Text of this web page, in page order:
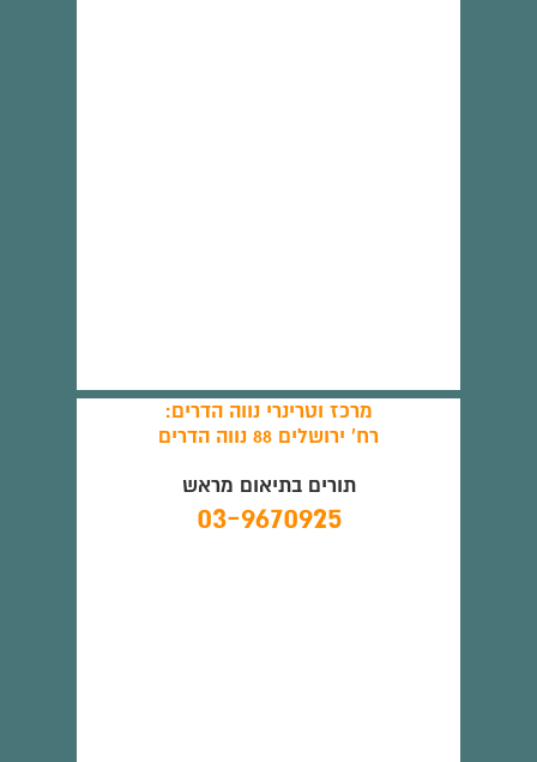
מרכז וטרינרי נווה הדרים:
רח' ירושלים 88 נווה הדרים
תורים בתיאום מראש
03-9670925